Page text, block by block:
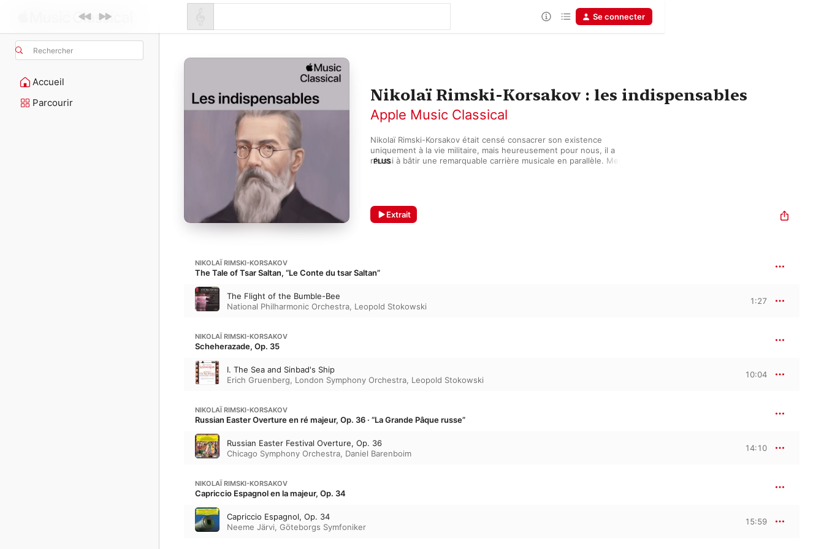
Rechercher
Accueil
Parcourir
Se connecter
Nikolaï Rimski-Korsakov : les indispensables
Apple Music Classical
Nikolaï Rimski-Korsakov était censé consacrer son existence
uniquement à la vie militaire, mais heureusement pour nous, il a
réussi à bâtir une remarquable carrière musicale en parallèle. Membre
Glazounov, Anatoli Liadov, Sergueï Prokofiev et Igor Stravinsky, entre
autres. Son influence est également notable dans la musique
PLUS
Extrait
NIKOLAÏ RIMSKI-KORSAKOV
The Tale of Tsar Saltan, “Le Conte du tsar Saltan”
The Flight of the Bumble-Bee
National Philharmonic Orchestra, Leopold Stokowski
1:27
NIKOLAÏ RIMSKI-KORSAKOV
Scheherazade, Op. 35
I. The Sea and Sinbad's Ship
Erich Gruenberg, London Symphony Orchestra, Leopold Stokowski
10:04
NIKOLAÏ RIMSKI-KORSAKOV
Russian Easter Overture en ré majeur, Op. 36 · “La Grande Pâque russe”
Russian Easter Festival Overture, Op. 36
Chicago Symphony Orchestra, Daniel Barenboim
14:10
NIKOLAÏ RIMSKI-KORSAKOV
Capriccio Espagnol en la majeur, Op. 34
Capriccio Espagnol, Op. 34
Neeme Järvi, Göteborgs Symfoniker
15:59